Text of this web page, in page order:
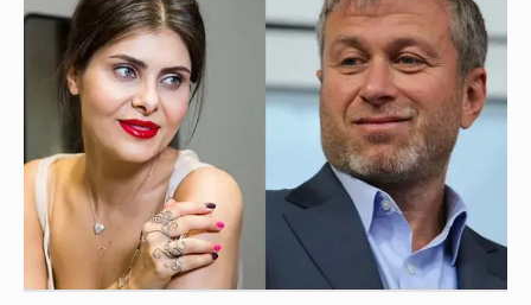
И снова невеста 357